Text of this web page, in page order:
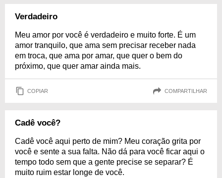
Verdadeiro
Meu amor por você é verdadeiro e muito forte. É um
amor tranquilo, que ama sem precisar receber nada
em troca, que ama por amar, que quer o bem do
próximo, que quer amar ainda mais.
COPIAR COMPARTILHAR
Cadê você?
Cadê você aqui perto de mim? Meu coração grita por
você e sente a sua falta. Não dá para você ficar aqui o
tempo todo sem que a gente precise se separar? É
muito ruim estar longe de você.